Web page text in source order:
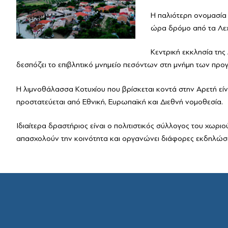
Επικοινωνία
Η παλιότερη ονομασία
ώρα δρόμο από τα
Κεντρική εκκλησία
δεσπόζει το επιβλητικό μνημείο πεσόντων στη μνήμη των
Η λιμνοθάλασσα Κοτυχίου που βρίσκεται κοντά στην Αρετή
προστατεύεται από Εθνική, Ευρωπαϊκή και Διεθνή νομοθεσία.
Ιδιαίτερα δραστήριος είναι ο πολιτιστικός σύλλογος του
απασχολούν την κοινότητα και οργανώνει διάφορες